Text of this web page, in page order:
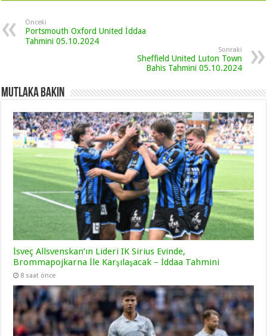
Önceki
Portsmouth Oxford United İddaa
Tahmini 05.10.2024
Sonraki
Sheffield United Luton Town
Bahis Tahmini 05.10.2024
Mutlaka Bakın
İsveç Allsvenskan’ın Lideri IK Sirius Evinde,
Brommapojkarna İle Karşılaşacak – İddaa Tahmini
8 saat önce